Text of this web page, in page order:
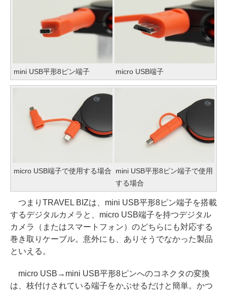
mini USB平形8ピン端子 micro USB端子
micro USB端子で使用する場合
mini USB平形8ピン端子で使用
する場合
つまりTRAVEL BIZは、mini USB平形8ピン端子を搭載
するデジタルカメラと、micro USB端子を持つデジタル
カメラ（またはスマートフォン）のどちらにも対応する
巻き取りケーブル。意外にも、ありそうでなかった製品
といえる。
micro USB→mini USB平形8ピンへのコネクタの変換
は、枝付けされている端子をかぶせるだけと簡単。かつ